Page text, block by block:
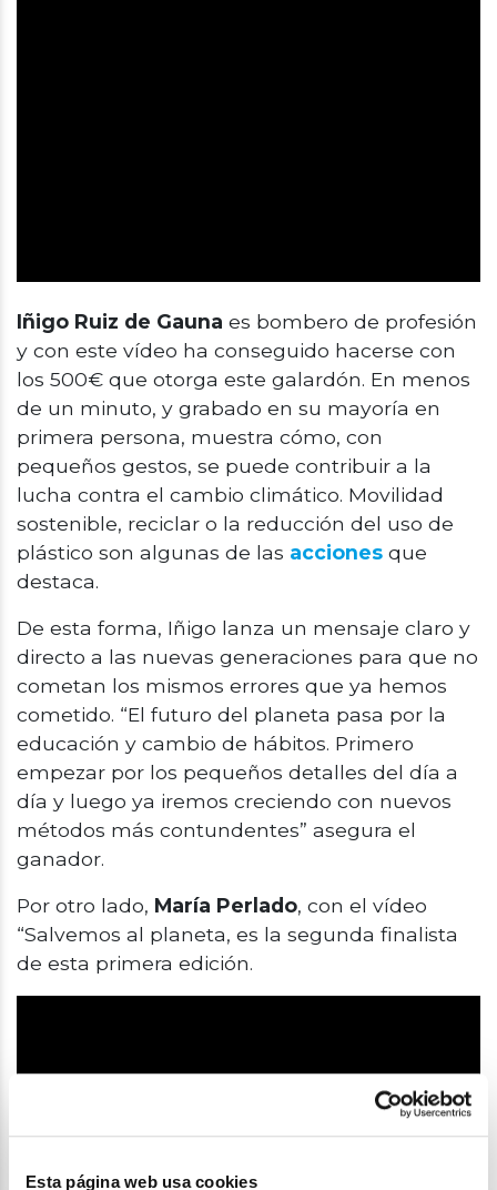
Esta página web usa cookies
Iñigo Ruiz de Gauna es bombero de profesión
y con este vídeo ha conseguido hacerse con
los 500€ que otorga este galardón. En menos
de un minuto, y grabado en su mayoría en
primera persona, muestra cómo, con
pequeños gestos, se puede contribuir a la
lucha contra el cambio climático. Movilidad
sostenible, reciclar o la reducción del uso de
plástico son algunas de las acciones que
destaca.
De esta forma, Iñigo lanza un mensaje claro y
directo a las nuevas generaciones para que no
cometan los mismos errores que ya hemos
cometido. “El futuro del planeta pasa por la
educación y cambio de hábitos. Primero
empezar por los pequeños detalles del día a
día y luego ya iremos creciendo con nuevos
métodos más contundentes” asegura el
ganador.
Por otro lado, María Perlado, con el vídeo
“Salvemos al planeta, es la segunda finalista
de esta primera edición.